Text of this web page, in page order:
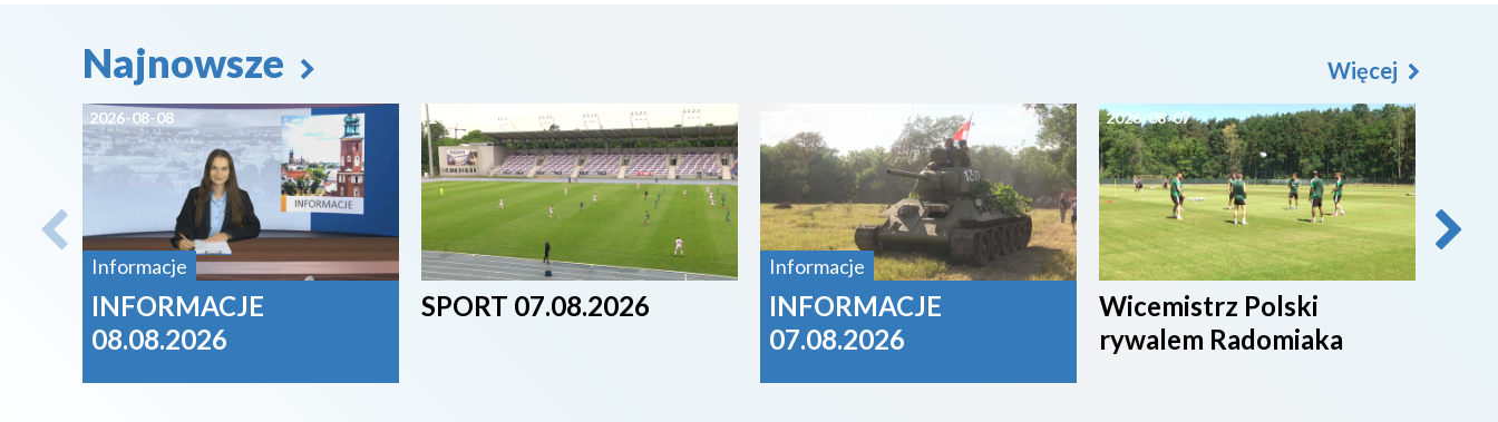
Najnowsze
2026-08-08
Informacje
INFORMACJE
08.08.2026
2026-08-07
SPORT 07.08.2026
Informacje
INFORMACJE
07.08.2026
2026-08-07
Wicemistrz Polski
rywalem Radomiaka
Więcej